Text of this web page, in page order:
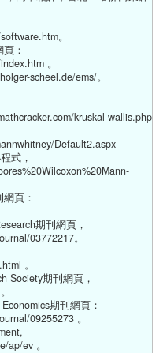
。
：
。
scheel.de/ems/。
kruskal-wallis.php
Default2.aspx
式，
頁：
期刊網頁，
03772217。
。
Society期刊網頁，
期刊網頁：
09255273 。
ap/ev 。